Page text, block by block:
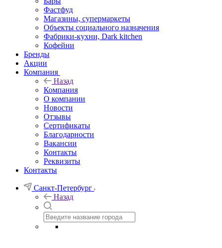
Фастфуд
Магазины, супермаркеты
Объекты социального назначения
Фабрики-кухни, Dark kitchen
Кофейни
Бренды
Акции
Компания
Назад
Компания
О компании
Новости
Отзывы
Сертификаты
Благодарности
Вакансии
Контакты
Реквизиты
Контакты
Санкт-Петербург
Назад